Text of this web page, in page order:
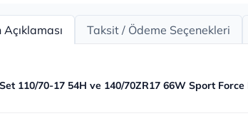
Açıklaması Taksit / Ödeme Seçenekleri
110/70-17 54H ve 140/70ZR17 66W Sport